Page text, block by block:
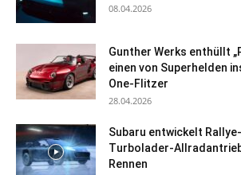
08.04.2026
Gunther Werks enthüllt
einen von Superhelden
One-Flitzer
28.04.2026
Subaru entwickelt
Turbolader-
Rennen